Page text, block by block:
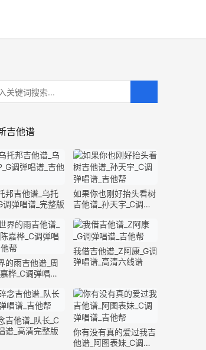
吉他谱
邦吉他谱_乌托
调弹唱谱_完整版
如果你也刚好抬头看树
吉他谱_孙天宇_C调弹
的雨吉他谱_周
桦_C调弹唱谱_
我借吉他谱_Z阿康_G调
弹唱谱_高清六线谱
吉他谱_队长_C
谱_高清完整版
你有没有真的爱过我吉
他谱_阿图表妹_C调弹